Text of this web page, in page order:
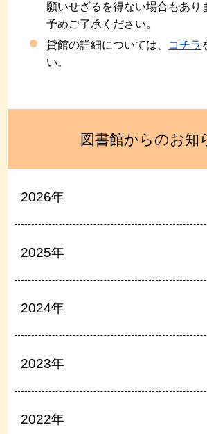
願いせざるを得ない場合もあり
予めご了承ください。
貸館の詳細については、
コチラ
い。
図書館からのお知
2026年
2025年
2024年
2023年
2022年